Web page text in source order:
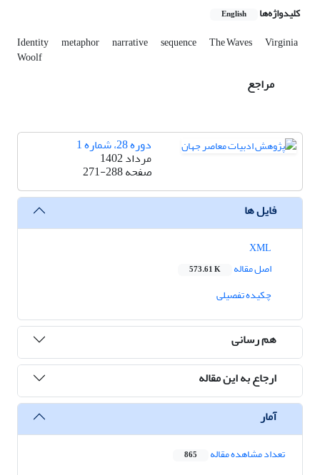
کلیدواژه‌ها English
Identity metaphor narrative sequence The Waves Virginia
Woolf
مراجع
دوره 28، شماره 1
مرداد 1402
صفحه271-288
فایل ها
اصل مقاله
573.61 K
چکیده تفصیلی
هم رسانی
ارجاع به این مقاله
آمار
تعداد مشاهده مقاله 865